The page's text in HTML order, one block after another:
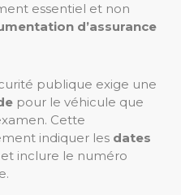
essentiel et non
d’assurance
publique exige une
pour le véhicule que
Cette
indiquer les dates
et inclure le numéro